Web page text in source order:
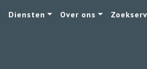
Diensten Over ons